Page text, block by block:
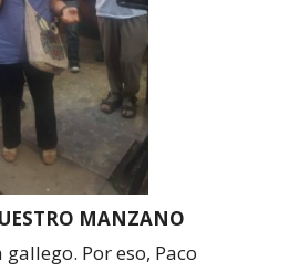
MANZANO
Por eso, Paco